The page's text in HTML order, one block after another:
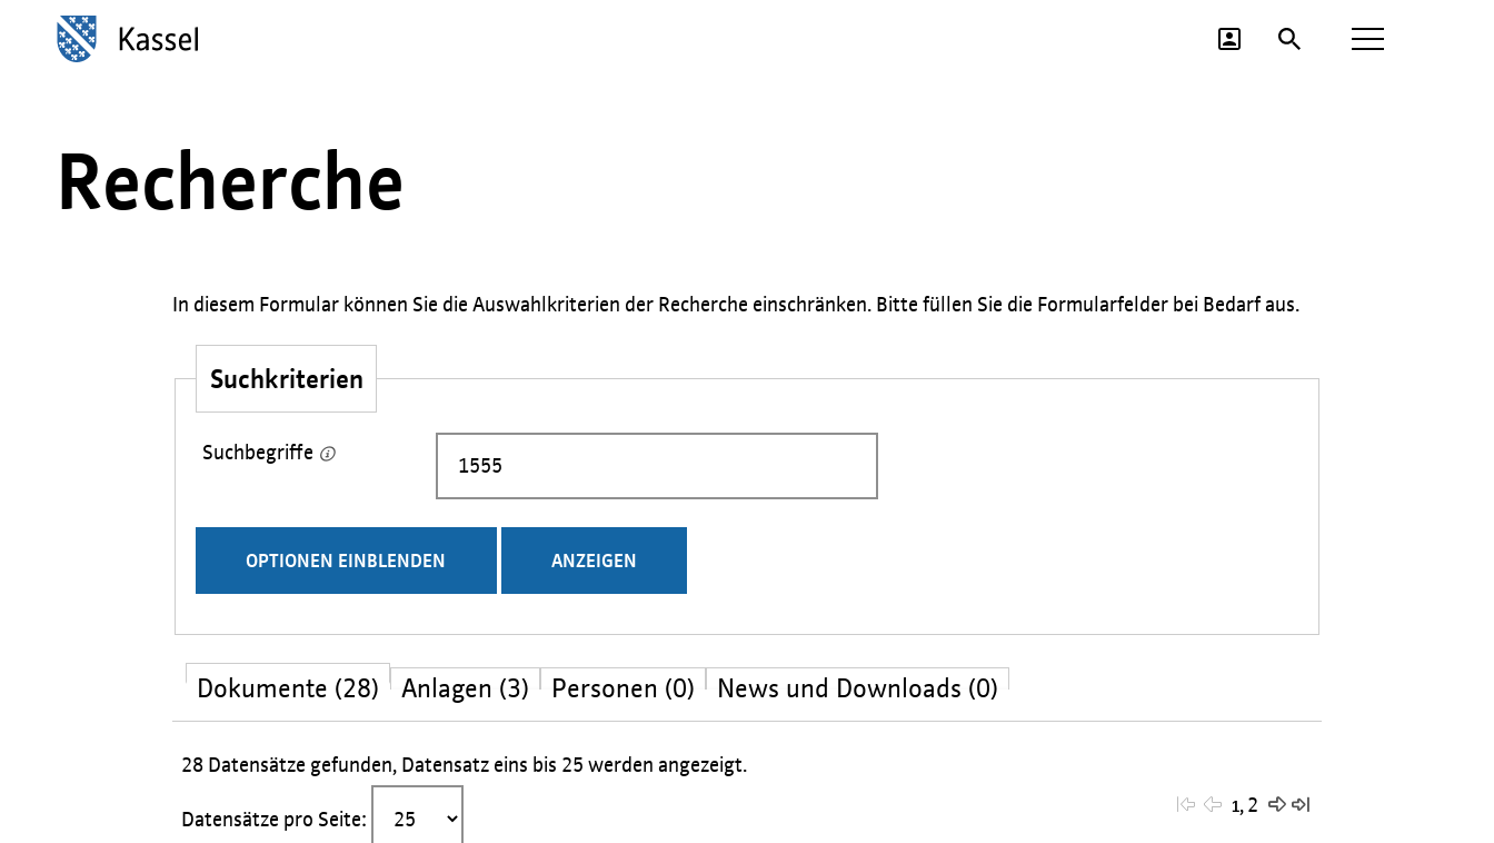
Inhalt anspringen
Recherche
In diesem Formular können Sie die Auswahlkriterien der Recherche einschränken. Bitte füllen Sie die Formularfelder bei Bedarf aus.
Suchkriterien
Suchbegriffe
Stichwörter
Ergebnisse pro Seite
Dokumente (28) Anlagen (3) Personen (0) News und Downloads (0)
28 Datensätze gefunden, Datensatz eins bis 25 werden angezeigt.
Datensätze pro Seite:
1,2